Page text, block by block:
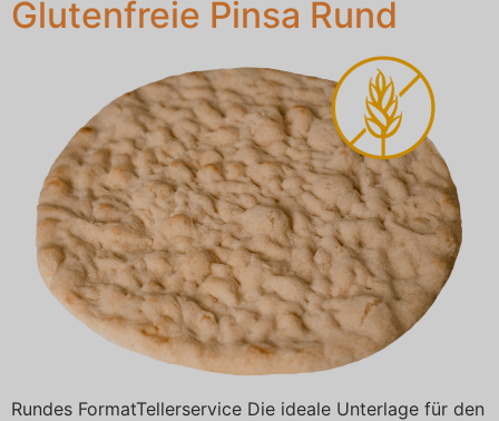
Glutenfreie Pinsa Rund
Rundes FormatTellerservice Die ideale Unterlage für den